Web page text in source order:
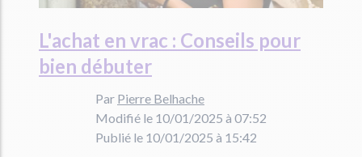
L'achat en vrac : Conseils pour
bien débuter
Par Pierre Belhache
Modifié le 10/01/2025 à 07:52
Publié le 10/01/2025 à 15:42